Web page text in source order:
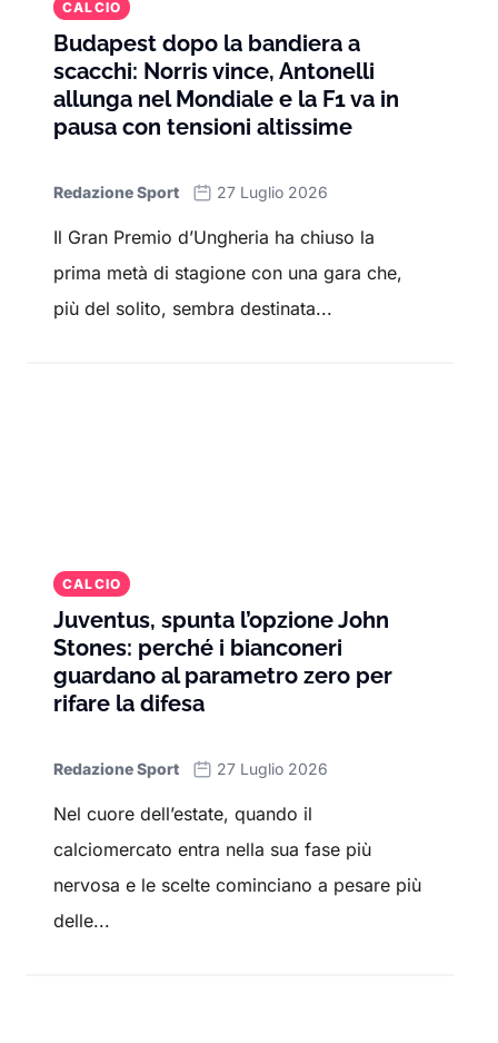
CALCIO
Budapest dopo la bandiera a
scacchi: Norris vince, Antonelli
allunga nel Mondiale e la F1 va in
pausa con tensioni altissime
Redazione Sport 27 Luglio 2026
Il Gran Premio d’Ungheria ha chiuso la
prima metà di stagione con una gara che,
più del solito, sembra destinata...
CALCIO
Juventus, spunta l’opzione John
Stones: perché i bianconeri
guardano al parametro zero per
rifare la difesa
Redazione Sport 27 Luglio 2026
Nel cuore dell’estate, quando il
calciomercato entra nella sua fase più
nervosa e le scelte cominciano a pesare più
delle...